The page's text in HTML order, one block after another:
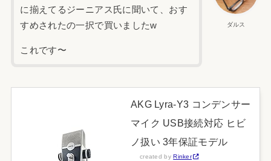
ダルス
に揃えてるジーニアス氏に聞いて、おす
すめされたの一択で買いましたw
これです〜
AKG Lyra-Y3 コンデンサー
マイク USB接続対応 ヒビ
ノ扱い 3年保証モデル
created byRinker